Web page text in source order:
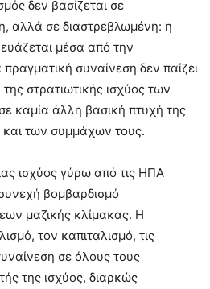
δεν βασίζεται σε
αλλά σε διαστρεβλωμένη: η
μέσα από την
συναίνεση δεν παίζει
στρατιωτικής ισχύος των
καμία άλλη βασική πτυχή της
των συμμάχων τους.
ισχύος γύρω από τις ΗΠΑ
βομβαρδισμό
μαζικής κλίμακας. Η
τον καπιταλισμό, τις
σε όλους τους
της ισχύος, διαρκώς